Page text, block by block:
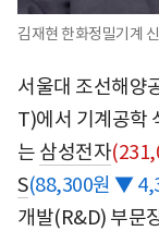
김재현 한화정밀기계
서울대 조선해양
T)에서 기계공학
는 삼성전자
S(88,300원 ▼
개발(R&D) 부문